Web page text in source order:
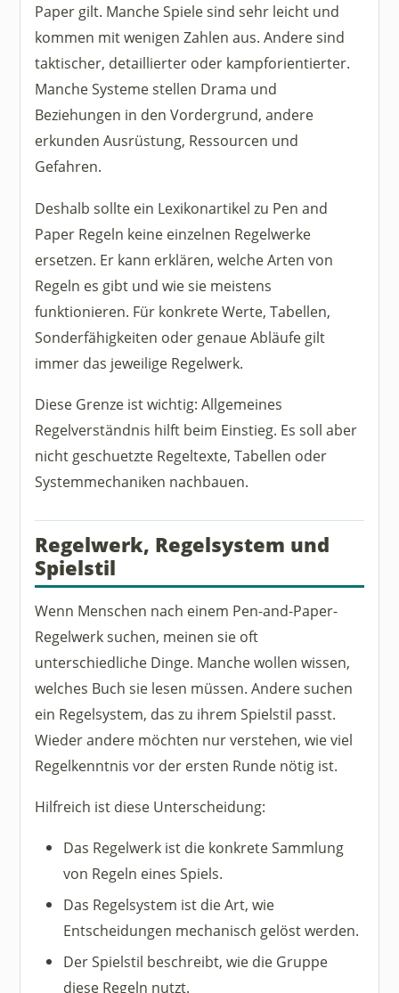
Paper gilt. Manche Spiele sind sehr leicht und
kommen mit wenigen Zahlen aus. Andere sind
taktischer, detaillierter oder kampforientierter.
Manche Systeme stellen Drama und
Beziehungen in den Vordergrund, andere
erkunden Ausrüstung, Ressourcen und
Gefahren.
Deshalb sollte ein Lexikonartikel zu Pen and
Paper Regeln keine einzelnen Regelwerke
ersetzen. Er kann erklären, welche Arten von
Regeln es gibt und wie sie meistens
funktionieren. Für konkrete Werte, Tabellen,
Sonderfähigkeiten oder genaue Abläufe gilt
immer das jeweilige Regelwerk.
Diese Grenze ist wichtig: Allgemeines
Regelverständnis hilft beim Einstieg. Es soll aber
nicht geschuetzte Regeltexte, Tabellen oder
Systemmechaniken nachbauen.
Regelwerk, Regelsystem und
Spielstil
Wenn Menschen nach einem Pen-and-Paper-
Regelwerk suchen, meinen sie oft
unterschiedliche Dinge. Manche wollen wissen,
welches Buch sie lesen müssen. Andere suchen
ein Regelsystem, das zu ihrem Spielstil passt.
Wieder andere möchten nur verstehen, wie viel
Regelkenntnis vor der ersten Runde nötig ist.
Hilfreich ist diese Unterscheidung:
Das Regelwerk ist die konkrete Sammlung
von Regeln eines Spiels.
Das Regelsystem ist die Art, wie
Entscheidungen mechanisch gelöst werden.
Der Spielstil beschreibt, wie die Gruppe
diese Regeln nutzt.